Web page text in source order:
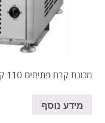
מכונת קרח פתיתים 110 ק"ג
מידע נוסף